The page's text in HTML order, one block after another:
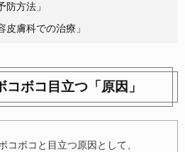
方法」
皮膚科での治療」
ボコ目立つ「原因」
コボコと目立つ原因として、